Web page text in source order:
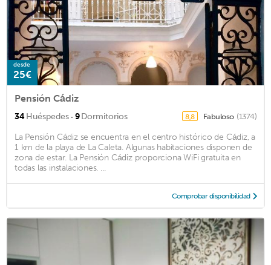
desde
25€
Pensión Cádiz
34Huéspedes · 9Dormitorios 8,8 Fabuloso (1374)
La Pensión Cádiz se encuentra en el centro histórico de Cádiz, a
1 km de la playa de La Caleta. Algunas habitaciones disponen de
zona de estar. La Pensión Cádiz proporciona WiFi gratuita en
todas las instalaciones. ...
Comprobar disponibilidad